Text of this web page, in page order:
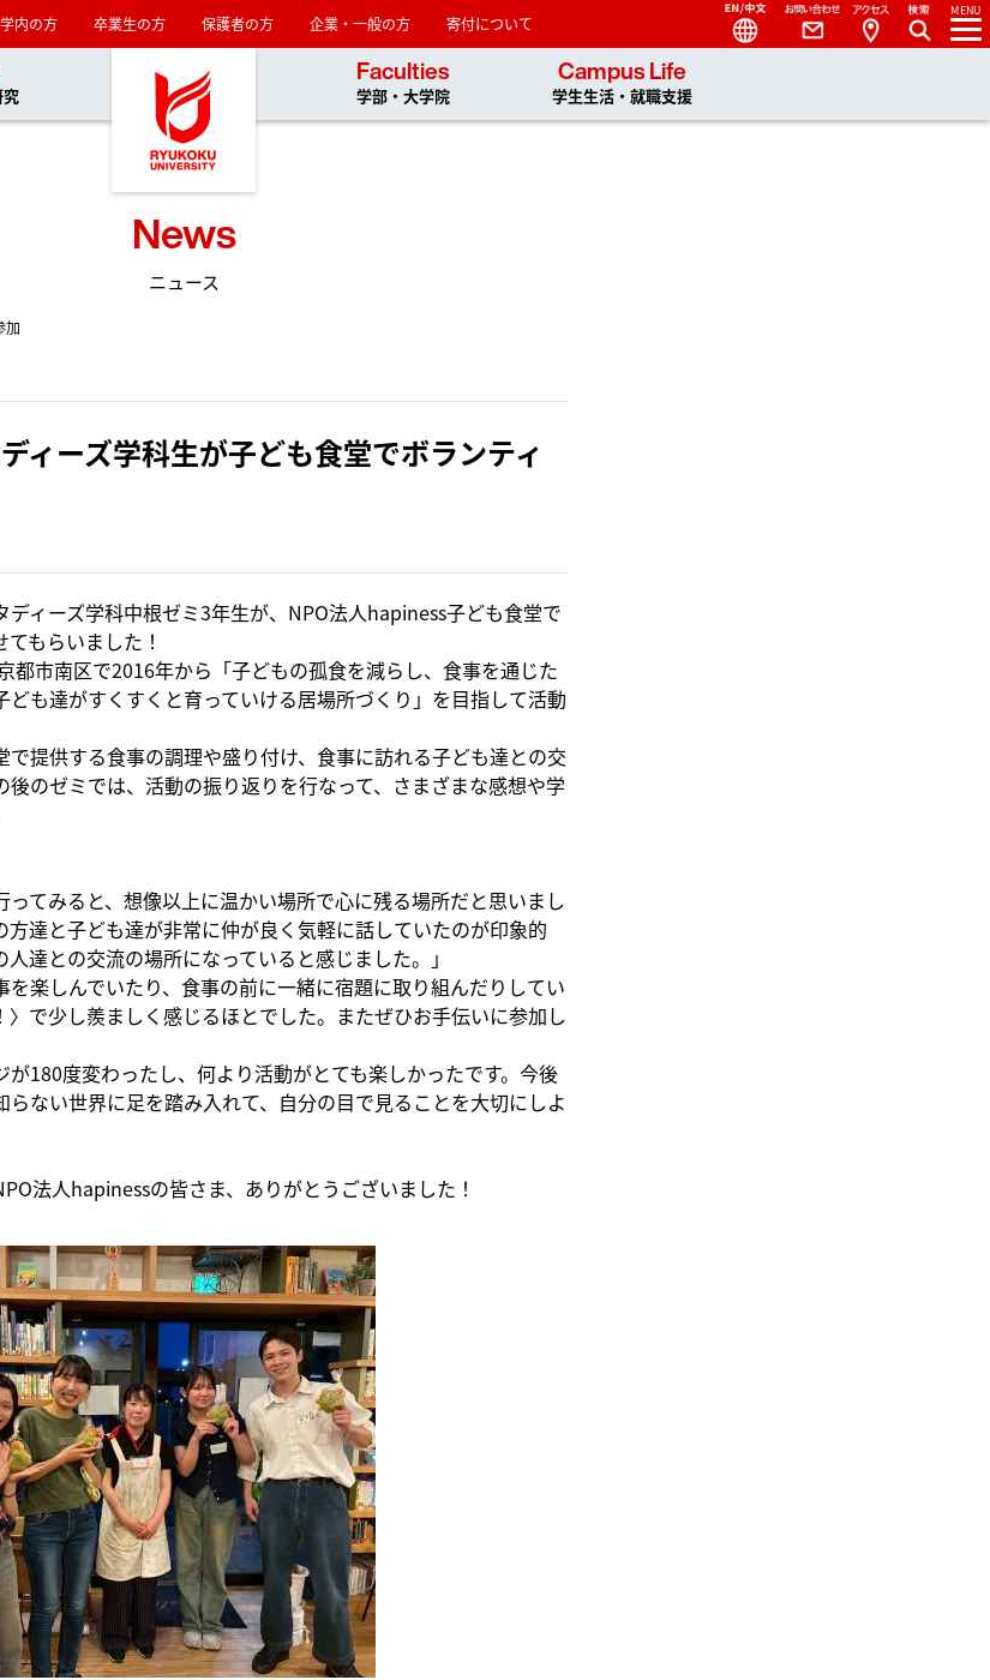
龍谷大学 You, Unlimited
内の方 卒業生の方 保護者の方 企業・一般の方 寄付について
Faculties
学部・大学院
Campus Life
学生生活・就職支援
MENU
Access
Contact
Language
News
ニュース
加
ィーズ学科生が子ども食堂でボランティ
ディーズ学科中根ゼミ3年生が、NPO法人hapiness子ども食堂で
もらいました！
都市南区で2016年から「子どもの孤食を減らし、食事を通じた
ども達がすくすくと育っていける居場所づくり」を目指して活動
で提供する食事の調理や盛り付け、食事に訪れる子ども達との交
後のゼミでは、活動の振り返りを行なって、さまざまな感想や学
ってみると、想像以上に温かい場所で心に残る場所だと思いまし
方達と子ども達が非常に仲が良く気軽に話していたのが印象的
達との交流の場所になっていると感じました。」
を楽しんでいたり、食事の前に一緒に宿題に取り組んだりしてい
〉で少し羨ましく感じるほとでした。またぜひお手伝いに参加し
が180度変わったし、何より活動がとても楽しかったです。今後
らない世界に足を踏み入れて、自分の目で見ることを大切にしよ
法人hapinessの皆さま、ありがとうございました！